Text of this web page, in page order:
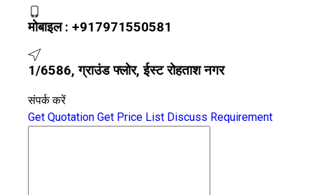
मोबाइल : +917971550581
1/6586, ग्राउंड फ्लोर, ईस्ट रोहताश नगर
संपर्क करें
Get Quotation Get Price List Discuss Requirement